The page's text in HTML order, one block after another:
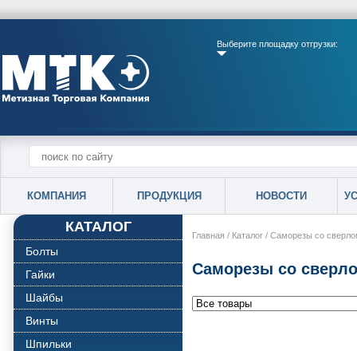
Выберите площадку отгрузки:
КОМПАНИЯ ПРОДУКЦИЯ НОВОСТИ
КАТАЛОГ
Болты
Гайки
Шайбы
Винты
Шпильки
Главная / Каталог / Саморезы со
Саморезы со